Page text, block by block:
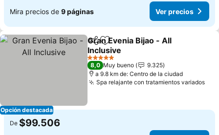
Mira precios de 9 páginas Ver precios
Opción destacada
CompartirAgregar a favoritos
Gran Evenia Bijao - All
Inclusive
5 Estrellas
8,0 Muy bueno
9.325
a 9.8 km de: Centro de la ciudad
Spa relajante con tratamientos variados
De $99.506